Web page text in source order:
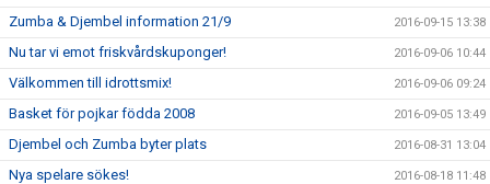
Zumba & Djembel information 21/9 2016-09-15 13:38
Nu tar vi emot friskvårdskuponger! 2016-09-06 10:44
Välkommen till idrottsmix! 2016-09-06 09:24
Basket för pojkar födda 2008 2016-09-05 13:49
Djembel och Zumba byter plats 2016-08-31 13:04
Nya spelare sökes! 2016-08-18 11:48